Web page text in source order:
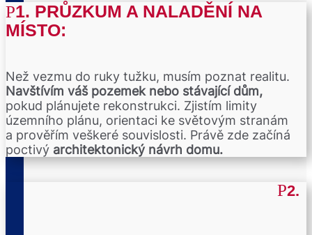
1. PRŮZKUM A NALADĚNÍ NA
MÍSTO:
Než vezmu do ruky tužku, musím poznat realitu.
Navštívím váš pozemek nebo stávající dům,
pokud plánujete rekonstrukci. Zjistím limity
územního plánu, orientaci ke světovým stranám
a prověřím veškeré souvislosti. Právě zde začíná
poctivý architektonický návrh domu.
2.